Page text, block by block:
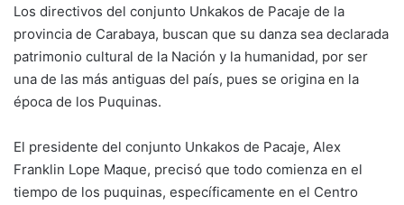
Los directivos del conjunto Unkakos de Pacaje de la
provincia de Carabaya, buscan que su danza sea declarada
patrimonio cultural de la Nación y la humanidad, por ser
una de las más antiguas del país, pues se origina en la
época de los Puquinas.
El presidente del conjunto Unkakos de Pacaje, Alex
Franklin Lope Maque, precisó que todo comienza en el
tiempo de los puquinas, específicamente en el Centro